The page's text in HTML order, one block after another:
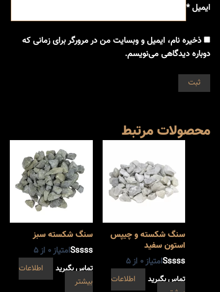
ایمیل*
ذخیره نام، ایمیل و وبسایت من در مرورگر برای زمانی که
دوباره دیدگاهی می‌نویسم.
محصولات مرتبط
سنگ شکسته و چیپس
استون سفید
امتیاز0 از 5
تماس بگیرید
اطلاعات
سنگ شکسته سبز
امتیاز0 از 5
تماس بگیرید
اطلاعات
بیشتر